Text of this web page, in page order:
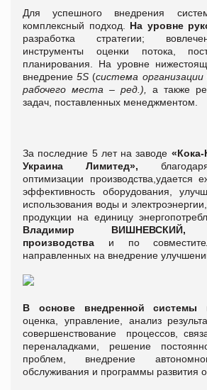
Для успешного внедрения
комплексный подход. На уровне
разработка стратегии;
инструменты оценки потока,
планирования. На уровне
внедрение5S (система организации
рабочего места – ред.),
а также
задач, поставленных менеджментом.
За последние 5 лет на заводе
Украина Лимитед»,
оптимизации производства,удается
эффективность оборудования,
использования воды и
продукции на единицу
Владимир ВИШНЕВСКИЙ,
производства и по
направленных на внедрение
В основе внедренной системы
оценка, управление, анализ
совершенствование процессов,
переналадками, решение
проблем, внедрение
обслуживания и программы развития